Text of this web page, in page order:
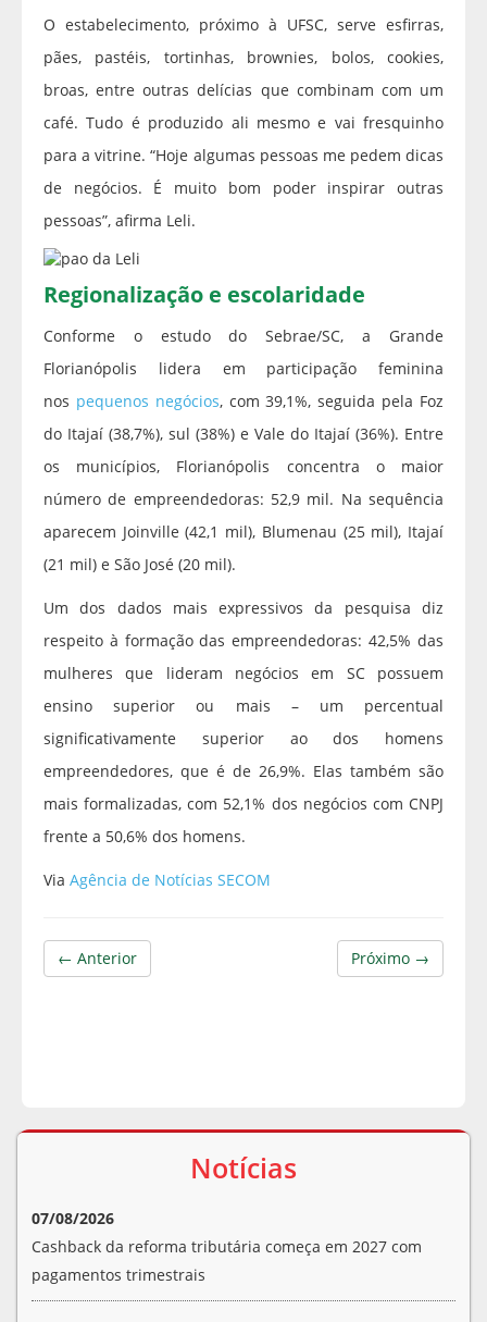
O estabelecimento, próximo à UFSC, serve esfirras,
pães, pastéis, tortinhas, brownies, bolos, cookies,
broas, entre outras delícias que combinam com um
café. Tudo é produzido ali mesmo e vai fresquinho
para a vitrine. “Hoje algumas pessoas me pedem dicas
de negócios. É muito bom poder inspirar outras
pessoas”, afirma Leli.
Regionalização e escolaridade
Conforme o estudo do Sebrae/SC, a Grande
Florianópolis lidera em participação feminina
nos pequenos negócios, com 39,1%, seguida pela Foz
do Itajaí (38,7%), sul (38%) e Vale do Itajaí (36%). Entre
os municípios, Florianópolis concentra o maior
número de empreendedoras: 52,9 mil. Na sequência
aparecem Joinville (42,1 mil), Blumenau (25 mil), Itajaí
(21 mil) e São José (20 mil).
Um dos dados mais expressivos da pesquisa diz
respeito à formação das empreendedoras: 42,5% das
mulheres que lideram negócios em SC possuem
ensino superior ou mais – um percentual
significativamente superior ao dos homens
empreendedores, que é de 26,9%. Elas também são
mais formalizadas, com 52,1% dos negócios com CNPJ
frente a 50,6% dos homens.
Via Agência de Notícias SECOM
Próximo →
← Anterior
Notícias
07/08/2026
Cashback da reforma tributária começa em 2027 com
pagamentos trimestrais